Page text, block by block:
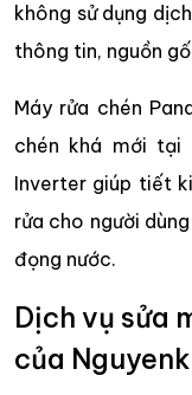
không sử dụng
thông tin, nguồn
Máy rửa chén
chén khá mới tại
Inverter giúp tiết
rửa cho người
đọng nước.
Dịch vụ sửa
của